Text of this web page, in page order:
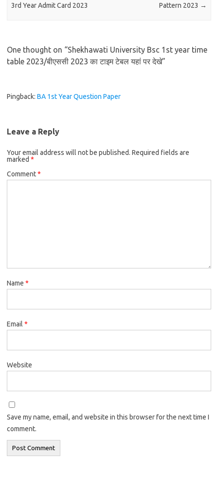
3rd Year Admit Card 2023
Pattern 2023 →
One thought on “Shekhawati University Bsc 1st year time
table 2023/बीएससी 2023 का टाइम टेबल यहां पर देखे”
Pingback: BA 1st Year Question Paper
Leave a Reply
Your email address will not be published. Required fields are
marked *
Comment*
Name *
Email *
Website
Save my name, email, and website in this browser for the next time I
comment.